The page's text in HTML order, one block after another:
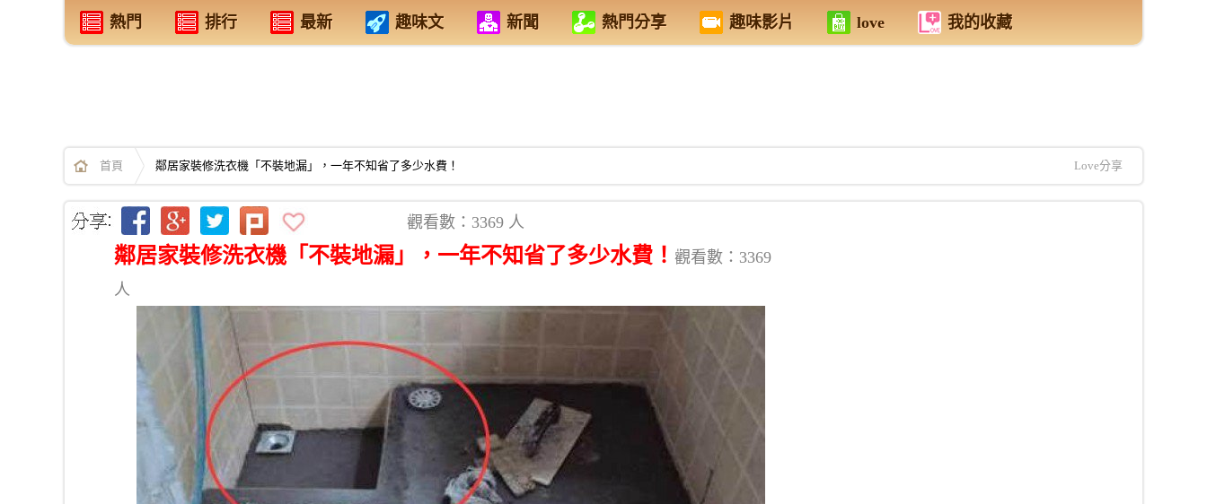
熱門 排行 最新 趣味文 新聞 熱門分享 趣味影片 love 我的收藏
首頁 鄰居家裝修洗衣機「不裝地漏」，一年不知省了多少水費！ Love分享
觀看數：3369 人
鄰居家裝修洗衣機「不裝地漏」，一年不知省了多少水費！ 觀看數：3369
人